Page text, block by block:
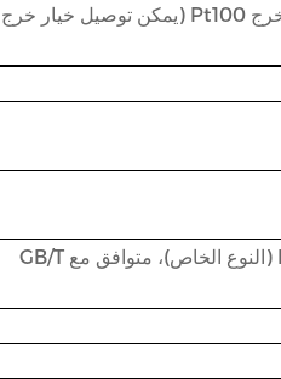
تيار مستمر (4–20) mA أو خرج Pt100 (يمكن توصيل خيار خرج
IP54 (النوع القياسي)، IP65 (النوع الخاص)، متوافق مع GB/T